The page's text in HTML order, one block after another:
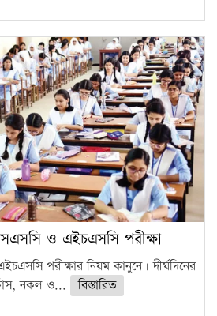
ও এইচএসসি পরীক্ষা
পরীক্ষার নিয়ম কানুনে। দীর্ঘদিনের
নকল ও...
বিস্তারিত